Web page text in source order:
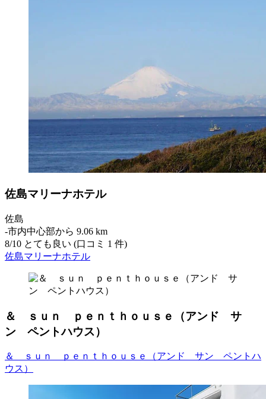
佐島マリーナホテル
佐島
‐市内中心部から 9.06 km
8/10 とても良い (口コミ 1 件)
佐島マリーナホテル
＆ ｓｕｎ ｐｅｎｔｈｏｕｓｅ（アンド サ
ン ペントハウス）
＆ ｓｕｎ ｐｅｎｔｈｏｕｓｅ（アンド サン ペントハ
ウス）